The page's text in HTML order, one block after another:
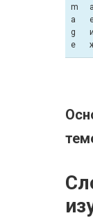
m
a
g
e